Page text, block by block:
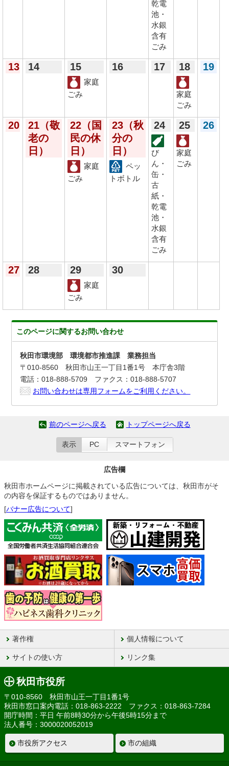
乾電
池・
水銀
含有
ごみ
13 14 15
家庭
ごみ
16 17 18
家庭
ごみ
19
20 21 （敬
老の
日）
22 （国
民の休
日）
家庭
ごみ
23 （秋
分の
日）
ペッ
トボトル
24
び
ん・
缶・
古
紙・
乾電
池・
水銀
含有
ごみ
25
家庭
ごみ
26
27 28 29
家庭
ごみ
30
このページに関するお問い合わせ
秋田市環境部 環境都市推進課 業務担当
〒010-8560 秋田市山王一丁目1番1号 本庁舎3階
電話：018-888-5709 ファクス：018-888-5707
お問い合わせは専用フォームをご利用ください。
前のページへ戻る トップページへ戻る
表示 PC スマートフォン
広告欄
秋田市ホームページに掲載されている広告については、秋田市がそ
の内容を保証するものではありません。
[バナー広告について]
著作権 個人情報について
サイトの使い方 リンク集
秋田市役所
〒010-8560 秋田市山王一丁目1番1号
秋田市窓口案内電話：018-863-2222 ファクス：018-863-7284
開庁時間：平日 午前8時30分から午後5時15分まで
法人番号：3000020052019
市役所アクセス 市の組織